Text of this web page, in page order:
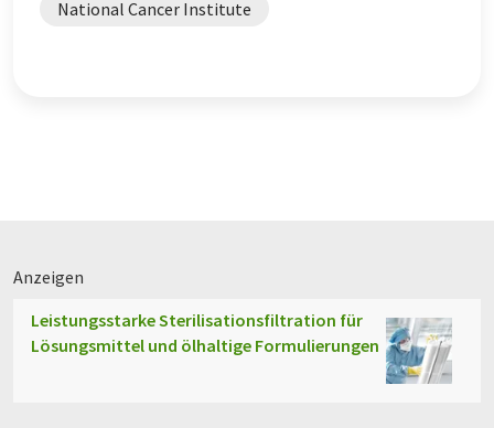
National Cancer Institute
Anzeigen
Leistungsstarke Sterilisationsfiltration für
Lösungsmittel und ölhaltige Formulierungen